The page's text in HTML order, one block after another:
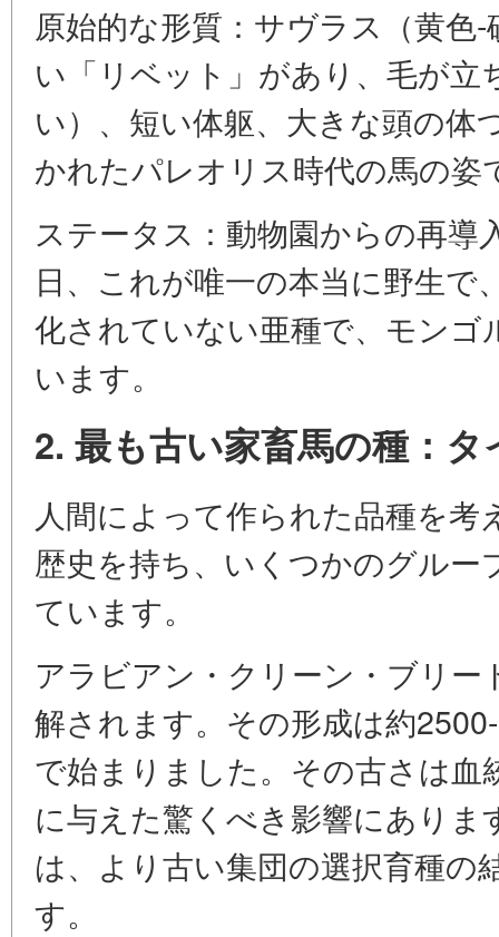
原始的な形質：サヴラス（黄色
い「リベット」があり、毛が
い）、短い体躯、大きな頭の体
かれたパレオリス時代の馬の姿
ステータス：動物園からの再
日、これが唯一の本当に野生で
化されていない亜種で、モンゴ
います。
2. 最も古い家畜馬の種：
人間によって作られた品種を
歴史を持ち、いくつかのグル
ています。
アラビアン・クリーン・ブリ
解されます。その形成は約
で始まりました。その古さは血
に与えた驚くべき影響にありま
は、より古い集団の選択育種の
す。